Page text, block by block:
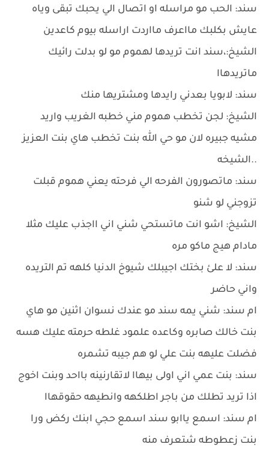
سند: الحب مو مراسله او اتصال الي يحبك تبقى وياه
عايش بكلبك مااعرف مااردت اراسله بيوم كاعدين
الشيخ:،سند انت تريدها لهموم مو لو بدلت رائيك
ماتريدهاا
سند: لابويا بعدني رايدها ومشتريها منك
الشيخ: لجن تخطب هموم مني خطبه الغريب واريد
مشيه جبيره لان مو حي الله بنت تخطب هاي بنت العزيز
..الشيخه
سند: ماتصورون الفرحه الي فرحته يعني هموم قبلت
تزوجني لو شنو
الشيخ: اشو انت ماتستحي شني اني ااجذب عليك مثلا
مادام هيج ماكو مره
سند: لا علئ بختك اجيبلك شيوخ الدنيا كلهه تم التريده
واني حاضر
ام سند: شني يمه سند مو عندك نسوان اثنين مو هاي
بنت خالك صابره وكاعده علمود غلطه حرمته عليك هسه
فضلت عليهه بنت علي لو هم جيبه تشمره
سند: بنت عمي اني اولى بيهاا لاتقارنينه بااحد وبنت اخوج
اذا تريد تطلك من باجر اطلكهه وانطيهه حقوقهاا
ام سند: اسمع ياابو سند اسمع حجي ابنك ركض ورا
بنت زعطوطه شتعرف منه